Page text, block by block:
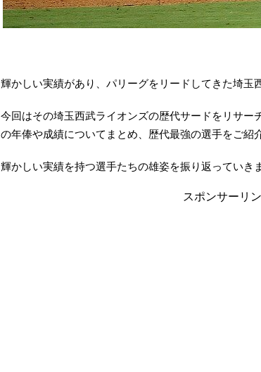
輝かしい実績があり、パリーグをリードしてきた埼玉
今回はその埼玉西武ライオンズの歴代サードをリサー
の年俸や成績についてまとめ、歴代最強の選手をご紹
輝かしい実績を持つ選手たちの雄姿を振り返っていき
スポンサーリ